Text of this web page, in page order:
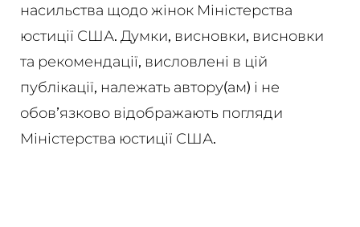
насильства щодо жінок Міністерства
юстиції США. Думки, висновки, висновки
та рекомендації, висловлені в цій
публікації, належать автору(ам) і не
обов’язково відображають погляди
Міністерства юстиції США.